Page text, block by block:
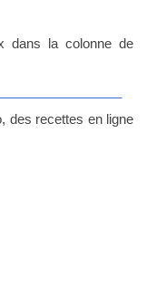
dans la colonne de
des recettes en ligne